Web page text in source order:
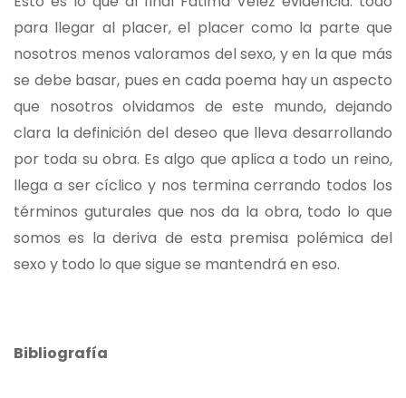
para llegar al placer, el placer como la parte que
nosotros menos valoramos del sexo, y en la que más
se debe basar, pues en cada poema hay un aspecto
que nosotros olvidamos de este mundo, dejando
clara la definición del deseo que lleva desarrollando
por toda su obra. Es algo que aplica a todo un reino,
llega a ser cíclico y nos termina cerrando todos los
términos guturales que nos da la obra, todo lo que
somos es la deriva de esta premisa polémica del
sexo y todo lo que sigue se mantendrá en eso.
Bibliografía